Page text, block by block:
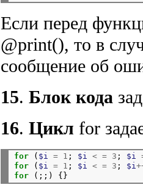
Если перед
@print(), то в
сообщение об
15. Блок кода
16. Цикл for
for ( $i = 1 ; $i < = 3 ; $i
for ( $i = 1 ; $i < = 3 ; $i
for